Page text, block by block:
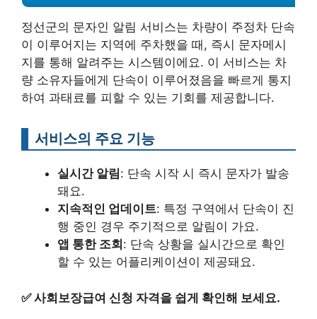
정선군의 문자인 알림 서비스는 차량이 주정차 단속
이 이루어지는 지역에 주차했을 때, 즉시 문자메시
지를 통해 알려주는 시스템이에요. 이 서비스는 차
량 소유자들에게 단속이 이루어졌음을 빠르게 통지
하여 과태료를 피할 수 있는 기회를 제공합니다.
서비스의 주요 기능
실시간 알림: 단속 시작 시 즉시 문자가 발송
돼요.
지속적인 업데이트: 특정 구역에서 단속이 진
행 중인 경우 주기적으로 알림이 가요.
앱 통한 조회 : 단속 상황을 실시간으로 확인
할 수 있는 어플리케이션이 제공돼요.
✅사회보장급여 신청 자격을 쉽게 확인해 보세요.